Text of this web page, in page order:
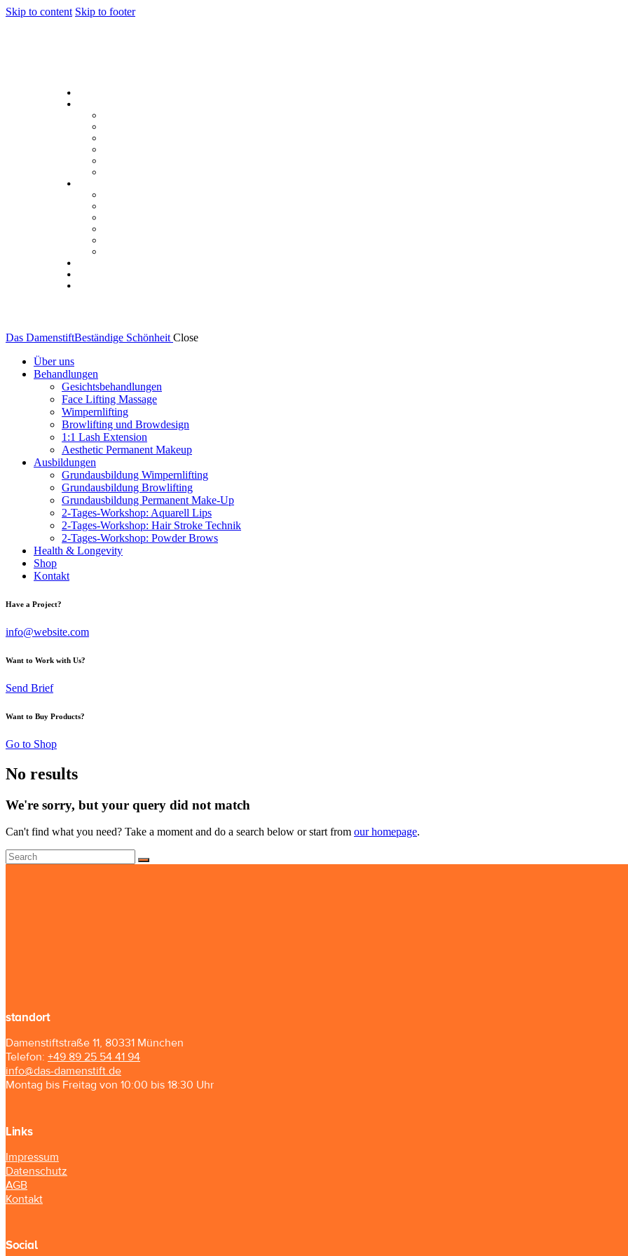
Skip to content Skip to footer
Das DamenstiftBeständige Schönheit Close
Über uns
Behandlungen
Gesichtsbehandlungen
Face Lifting Massage
Wimpernlifting
Browlifting und Browdesign
1:1 Lash Extension
Aesthetic Permanent Makeup
Ausbildungen
Grundausbildung Wimpernlifting
Grundausbildung Browlifting
Grundausbildung Permanent Make-Up
2-Tages-Workshop: Aquarell Lips
2-Tages-Workshop: Hair Stroke Technik
2-Tages-Workshop: Powder Brows
Health & Longevity
Shop
Kontakt
Have a Project?
info@website.com
Want to Work with Us?
Send Brief
Want to Buy Products?
Go to Shop
No results
We're sorry, but your query did not match
Can't find what you need? Take a moment and do a search below or start from our homepage.
Search
standort
Damenstiftstraße 11, 80331 München
Telefon: +49 89 25 54 41 94
info@das-damenstift.de
Montag bis Freitag von 10:00 bis 18:30 Uhr
Links
Impressum
Datenschutz
AGB
Kontakt
Social